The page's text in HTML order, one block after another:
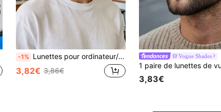
-1% Lunettes pour ordinateur/jeux/télévision/téléphone, montures carrées en plastique, lunettes légères, lunettes de mode optiques, verres transparents se transformant en gris clair, lunettes photochromiques
3,82€ 3,86€
Vogue Shades
3,83€